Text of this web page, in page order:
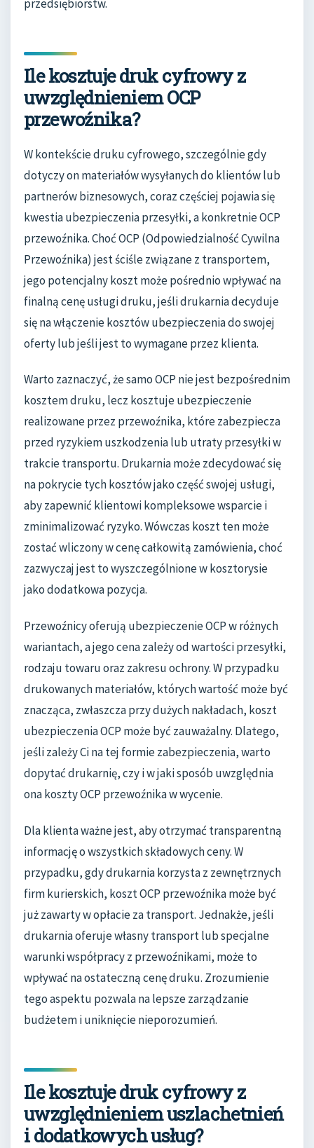
przedsiębiorstw.
Ile kosztuje druk cyfrowy z
uwzględnieniem OCP
przewoźnika?
W kontekście druku cyfrowego, szczególnie gdy
dotyczy on materiałów wysyłanych do klientów lub
partnerów biznesowych, coraz częściej pojawia się
kwestia ubezpieczenia przesyłki, a konkretnie OCP
przewoźnika. Choć OCP (Odpowiedzialność Cywilna
Przewoźnika) jest ściśle związane z transportem,
jego potencjalny koszt może pośrednio wpływać na
finalną cenę usługi druku, jeśli drukarnia decyduje
się na włączenie kosztów ubezpieczenia do swojej
oferty lub jeśli jest to wymagane przez klienta.
Warto zaznaczyć, że samo OCP nie jest bezpośrednim
kosztem druku, lecz kosztuje ubezpieczenie
realizowane przez przewoźnika, które zabezpiecza
przed ryzykiem uszkodzenia lub utraty przesyłki w
trakcie transportu. Drukarnia może zdecydować się
na pokrycie tych kosztów jako część swojej usługi,
aby zapewnić klientowi kompleksowe wsparcie i
zminimalizować ryzyko. Wówczas koszt ten może
zostać wliczony w cenę całkowitą zamówienia, choć
zazwyczaj jest to wyszczególnione w kosztorysie
jako dodatkowa pozycja.
Przewoźnicy oferują ubezpieczenie OCP w różnych
wariantach, a jego cena zależy od wartości przesyłki,
rodzaju towaru oraz zakresu ochrony. W przypadku
drukowanych materiałów, których wartość może być
znacząca, zwłaszcza przy dużych nakładach, koszt
ubezpieczenia OCP może być zauważalny. Dlatego,
jeśli zależy Ci na tej formie zabezpieczenia, warto
dopytać drukarnię, czy i w jaki sposób uwzględnia
ona koszty OCP przewoźnika w wycenie.
Dla klienta ważne jest, aby otrzymać transparentną
informację o wszystkich składowych ceny. W
przypadku, gdy drukarnia korzysta z zewnętrznych
firm kurierskich, koszt OCP przewoźnika może być
już zawarty w opłacie za transport. Jednakże, jeśli
drukarnia oferuje własny transport lub specjalne
warunki współpracy z przewoźnikami, może to
wpływać na ostateczną cenę druku. Zrozumienie
tego aspektu pozwala na lepsze zarządzanie
budżetem i uniknięcie nieporozumień.
Ile kosztuje druk cyfrowy z
uwzględnieniem uszlachetnień
i dodatkowych usług?